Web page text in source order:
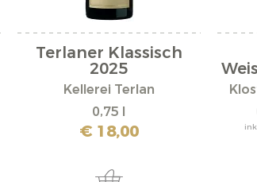
Terlaner Klassisch
2025
Kellerei Terlan
0,75 l
€ 18,00